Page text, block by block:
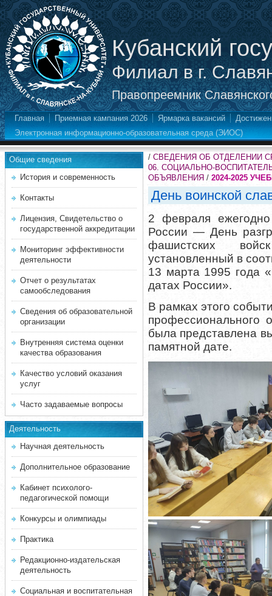
Кубанский
Филиал в г.
Правопреемник
Главная Приемная кампания 2026 Ярмарка вакансий
Электронная информационно-образовательная среда (ЭИОС)
Общие сведения
История и современность
Контакты
Лицензия, Свидетельство о
государственной аккредитации
Мониторинг эффективности
деятельности
Отчет о результатах
самообследования
Сведения об образовательной
организации
Внутренняя система оценки
качества образования
Качество условий оказания
услуг
Часто задаваемые вопросы
Деятельность
Научная деятельность
Дополнительное образование
Кабинет психолого-
педагогической помощи
Конкурсы и олимпиады
Практика
Редакционно-издательская
деятельность
Социальная и воспитательная
/ СВЕДЕНИЯ ОБ ОТДЕЛЕНИИ
06. СОЦИАЛЬНО-
ОБЪЯВЛЕНИЯ / 2024-2025
День воинской
2 февраля
России — День
фашистских
установленный в
13 марта 1995 года
датах России».
В рамках этого
профессионального
была представлена
памятной дате.